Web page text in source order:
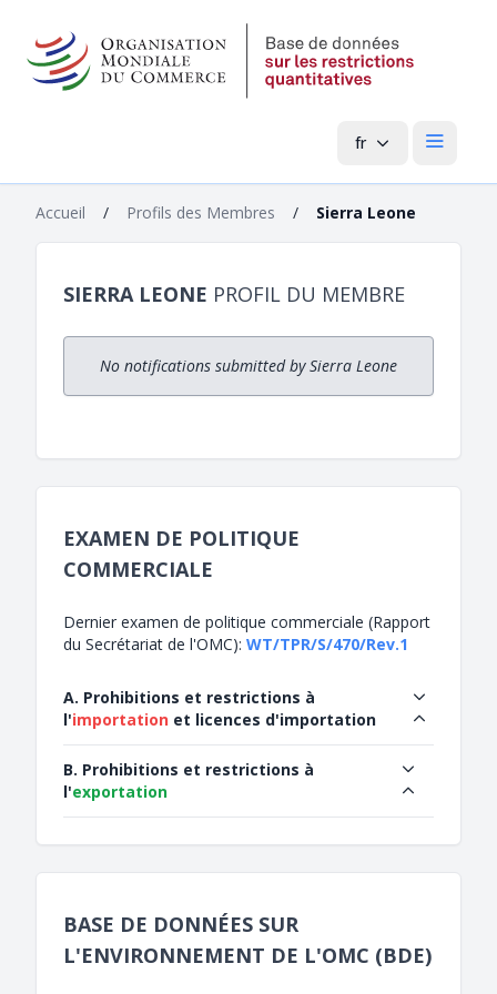
fr Menu
Accueil / Profils des Membres / Sierra Leone
SIERRA LEONE PROFIL DU MEMBRE
No notifications submitted by Sierra Leone
EXAMEN DE POLITIQUE
COMMERCIALE
Dernier examen de politique commerciale (Rapport
du Secrétariat de l'OMC): WT/TPR/S/470/Rev.1
A. Prohibitions et restrictions à
l'importation et licences d'importation
B. Prohibitions et restrictions à
l'exportation
BASE DE DONNÉES SUR
L'ENVIRONNEMENT DE L'OMC (BDE)